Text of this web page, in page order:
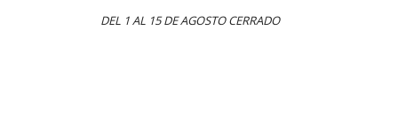
DEL 1 AL 15 DE AGOSTO CERRADO